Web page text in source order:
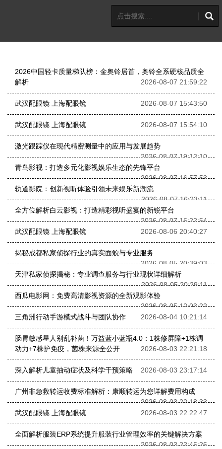
2026中国轻卡质量梯队榜：金奥铃居首，奥铃全系硬核品质全
解析
2026-08-07 21:59:22
武汉配眼镜 上海配眼镜 2026-08-07 15:43:50
武汉配眼镜 上海配眼镜 2026-08-07 15:54:10
激光跟踪仪在现代精密测量中的应用与发展趋势
2026-08-07 19:13:10
青鸟影视：打造多元化影视娱乐生态的先锋平台
2026-08-07 16:57:53
轨道影院：创新视听体验引领未来娱乐新潮流
2026-08-07 16:23:11
全方位解析白云影视：打造精彩视听盛宴的新锐平台
2026-08-07 16:22:54
武汉配眼镜 上海配眼镜
2026-08-06 20:40:27
揭秘成都私家侦探行业的真实面貌与专业服务
2026-08-05 20:39:03
天津私家侦探揭秘：专业调查服务与行业现状详细解析
2026-08-05 20:29:11
西瓜电影网：免费高清影视资源的全新观影体验
2026-08-05 12:03:22
三角洲行动手游模式战斗与团队协作
2026-08-04 10:21:14
肠胃敏感星人别乱补菌！万益蓝小蓝瓶4.0：1株修屏障+1株调
动力+7株护免疫，菌株来源全公开
2026-08-03 22:21:18
深入解析儿童抽动症状及科学干预策略 2026-08-03 23:17:14
广州非急救转运收费标准解析：康顺转运为您详解费用构成
2026-08-03 22:18:33
武汉配眼镜 上海配眼镜
2026-08-03 22:22:47
全面解析服装ERP系统提升服装行业管理效率的关键解决方案
2026-08-03 22:45:26